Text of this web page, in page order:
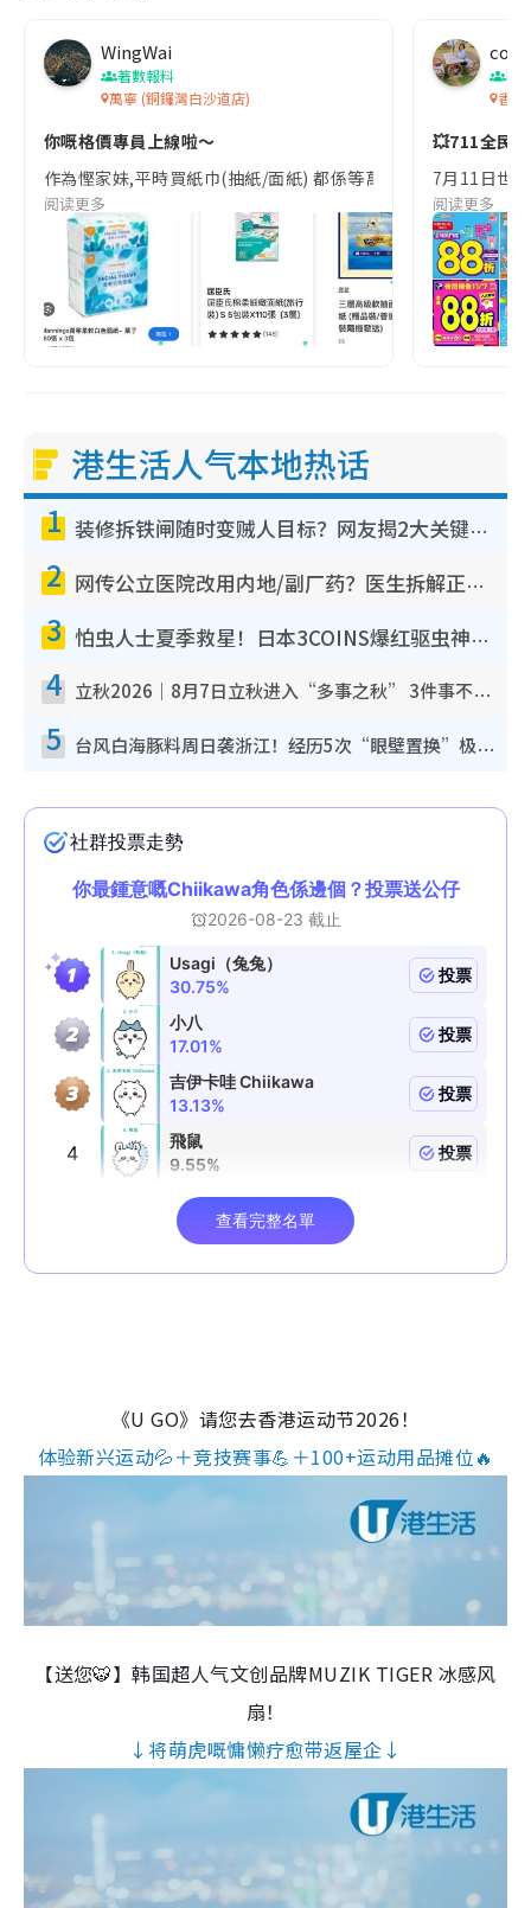
WingWai
著數報料
萬寧 (銅鑼灣白沙道店)
你嘅格價專員上線啦～
作為慳家妹,平時買紙巾(抽紙/面紙) 都係等萬寧星期三先買,因
阅读更多
co
著
香港
💥711全民
7月11日世
阅读更多
港生活人气本地热话
1 装修拆铁闸随时变贼人目标？网友揭2大关键用途：装新款等于白装？附新旧铁闸分别
2 网传公立医院改用内地/副厂药？医生拆解正副厂分别，揭4类人换药随时出事
3 怕虫人士夏季救星！日本3COINS爆红驱虫神器$45起 1招“全程免触碰”轻松搞定小强
4 立秋2026｜8月7日立秋进入“多事之秋” 3件事不可做！专家教6招开运 清杂物／钱包纳气接好运
5 台风白海豚料周日袭浙江！经历5次“眼壁置换”极罕见 成登陆内地最长途台风
《U GO》请您去香港运动节2026！
体验新兴运动💦＋竞技赛事💪＋100+运动用品摊位🔥
【送您🐯】韩国超人气文创品牌MUZIK TIGER 冰感风
扇！
↓将萌虎嘅慵懒疗愈带返屋企↓